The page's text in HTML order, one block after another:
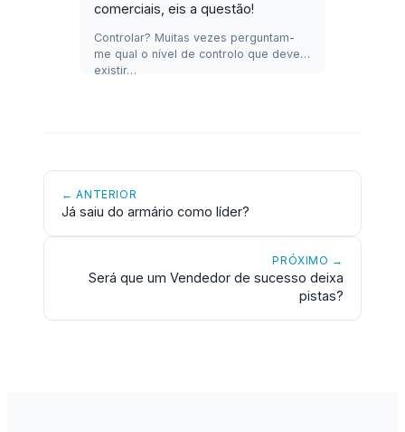
comerciais, eis a questão!
Controlar? Muitas vezes perguntam-
me qual o nível de controlo que deve
existir…
← ANTERIOR
Já saiu do armário como líder?
PRÓXIMO →
Será que um Vendedor de sucesso deixa
pistas?